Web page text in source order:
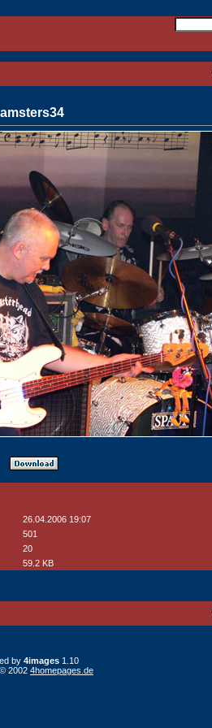
26.04.2006 19:07
501
20
59.2 KB
by 4images1.10
2002 4homepages.de